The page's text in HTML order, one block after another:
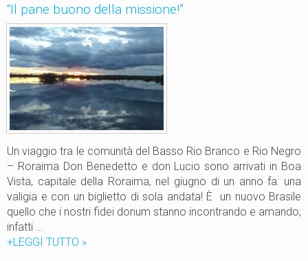
s
s
i
o
n
e
!
”
_
2
l
p
a
n
e
b
u
o
n
o
d
e
l
l
m
“Il pane buono della missione!”
Un viaggio tra le comunità del Basso Rio Branco e Rio Negro
– Roraima Don Benedetto e don Lucio sono arrivati in Boa
Vista, capitale della Roraima, nel giugno di un anno fa: una
valigia e con un biglietto di sola andata! È un nuovo Brasile
quello che i nostri fidei donum stanno incontrando e amando;
infatti …
+LEGGI TUTTO »